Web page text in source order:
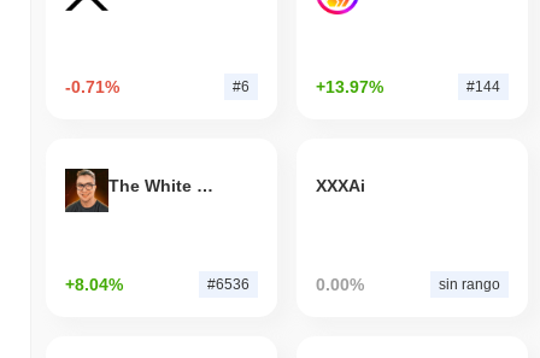
-0.71% #6 +13.97% #144
The White Bull
+8.04% #6536
XXXAi
0.00% sin rango